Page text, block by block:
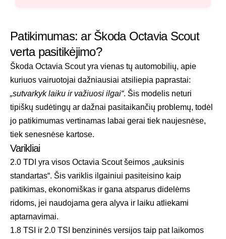
Patikimumas: ar Škoda Octavia Scout
verta pasitikėjimo?
Škoda Octavia Scout yra vienas tų automobilių, apie
kuriuos vairuotojai dažniausiai atsiliepia paprastai:
„sutvarkyk laiku ir važiuosi ilgai“. Šis modelis neturi
tipiškų sudėtingų ar dažnai pasitaikančių problemų, todėl
jo patikimumas vertinamas labai gerai tiek naujesnėse,
tiek senesnėse kartose.
Varikliai
2.0 TDI yra visos Octavia Scout šeimos „auksinis
standartas“. Šis variklis ilgainiui pasiteisino kaip
patikimas, ekonomiškas ir gana atsparus didelėms
ridoms, jei naudojama gera alyva ir laiku atliekami
aptarnavimai.
1.8 TSI ir 2.0 TSI benzininės versijos taip pat laikomos